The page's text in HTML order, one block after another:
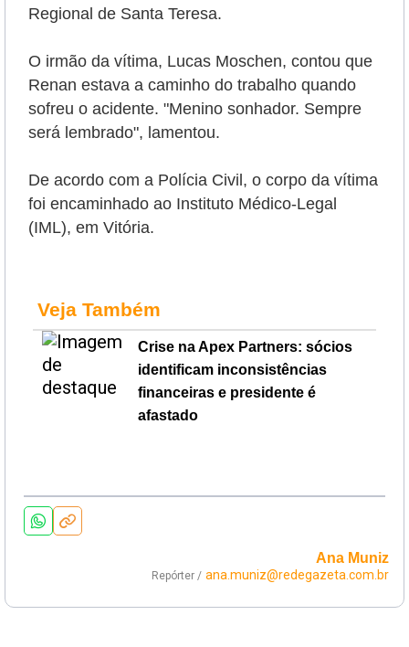
Regional de Santa Teresa.
O irmão da vítima, Lucas Moschen, contou que
Renan estava a caminho do trabalho quando
sofreu o acidente. "Menino sonhador. Sempre
será lembrado", lamentou.
De acordo com a Polícia Civil, o corpo da vítima
foi encaminhado ao Instituto Médico-Legal
(IML), em Vitória.
Veja Também
Crise na Apex Partners: sócios
identificam inconsistências
financeiras e presidente é
afastado
Ana Muniz
Repórter / ana.muniz@redegazeta.com.br